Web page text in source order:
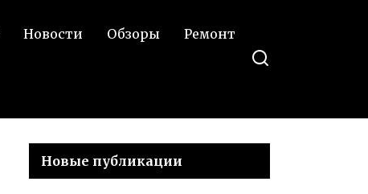
Новости Обзоры Ремонт
Новые публикации